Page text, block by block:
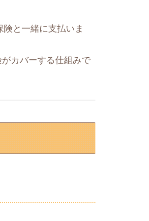
と一緒に支払いま
カバーする仕組みで